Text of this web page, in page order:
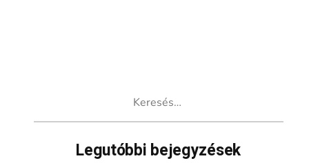
Legutóbbi bejegyzések